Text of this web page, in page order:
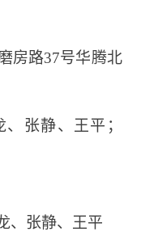
房路37号华腾北
张静、王平；
、张静、王平